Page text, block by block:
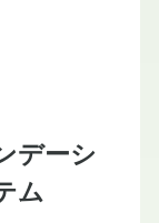
デーシ
ム